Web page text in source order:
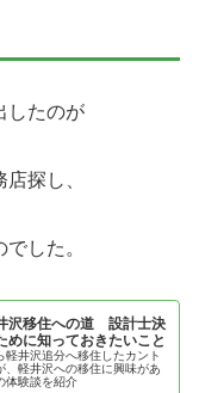
したのが
探し、
した。
沢移住への道 設計士決
めに知っておきたいこと
軽井沢追分へ移住したカント
、軽井沢への移住に興味があ
体験談を紹介